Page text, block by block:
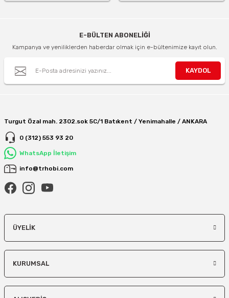
E-BÜLTEN ABONELİĞİ
Kampanya ve yeniliklerden haberdar olmak için e-bültenimize kayıt olun.
KAYDOL
Turgut Özal mah. 2302.sok 5C/1 Batıkent / Yenimahalle / ANKARA
0 (312) 553 93 20
WhatsApp İletişim
info@trhobi.com
ÜYELIK
KURUMSAL